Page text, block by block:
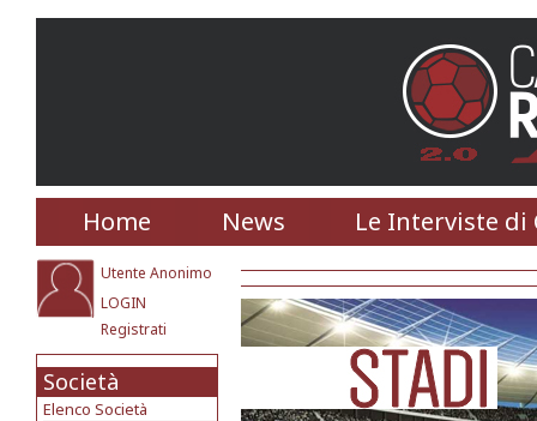
Home News Le Interviste di
Utente Anonimo
LOGIN
Registrati
Società
Elenco Società